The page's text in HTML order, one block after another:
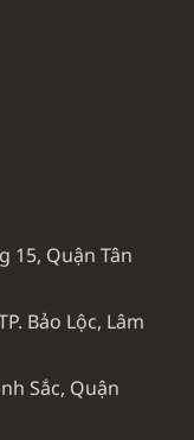
15, Quận Tân
Bảo Lộc, Lâm
Sắc, Quận